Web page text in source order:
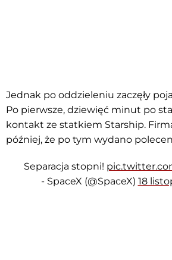
Jednak po oddzieleniu zaczęły
Po pierwsze, dziewięć minut po
kontakt ze statkiem Starship.
później, że po tym wydano
Separacja stopni!
- SpaceX (@SpaceX) 18